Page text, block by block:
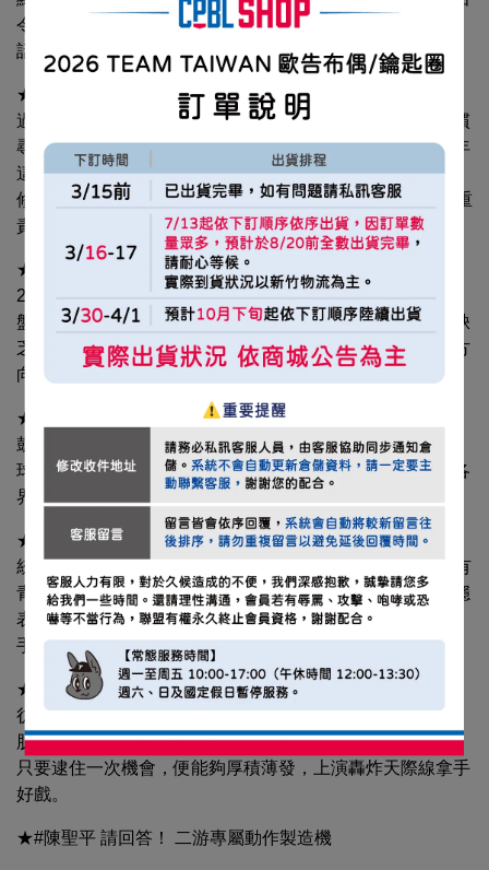
令人驚艷的佳績。《職棒雜誌》帶讀者一探兩人的真心對
話。
★第九局革命 新生代守護神崛起
過去各隊守護神往往代表著經驗、資歷與沉穩，教練團習慣
尋找老練資深投手或高價洋投來把守最後一關。然而，近年
這股傳統觀念正迎來顛覆性轉變，各隊守護神年齡大幅下
修，甚至不少人剛踏入職棒、年僅20出頭菜鳥就扛起救援重
責。
★200人報名選秀締新猷 陳柏凱榮膺悍將新狀元
2026年度新人球員選拔會合計50人擠進中職窄門，球團沙
盤推演受各隊選人喜好影響，考驗制服組洞燭機先能力，缺
乏旅外球星、即戰力選項也不多，聚焦國內人才庫成主流方
向。
★旅外夢還是中職路？ 邁向職業舞台十字路口
鼓勵年輕好手投入中職獻技，不過2025、2026年選秀會在
球探眼中皆屬小年，中職如何提升留才競爭力，再次成為各
界關注與討論焦點。
★青澀少年踏上夢想路 林泓弦 預約猛獅二游核心
統一7-ELEVEN獅內野手林泓弦年僅20歲，清秀臉龐仍帶有
青春少年感，卻在球隊內野戰力動盪之際快速成長，以沉穩
表現頂起戰力。職棒生涯邁入第3年，成為教練團倚重內野
手。
★不怕揮空的勇氣 李勛傑 怪力男兌現天賦
彷彿要將球打爆豪邁揮棒，是李勛傑最大魅力，身材魁梧、
肌肉發達，天生就是塊重砲手料子，無論吞下多少次三振，
只要逮住一次機會，便能夠厚積薄發，上演轟炸天際線拿手
好戲。
★#陳聖平 請回答！ 二游專屬動作製造機